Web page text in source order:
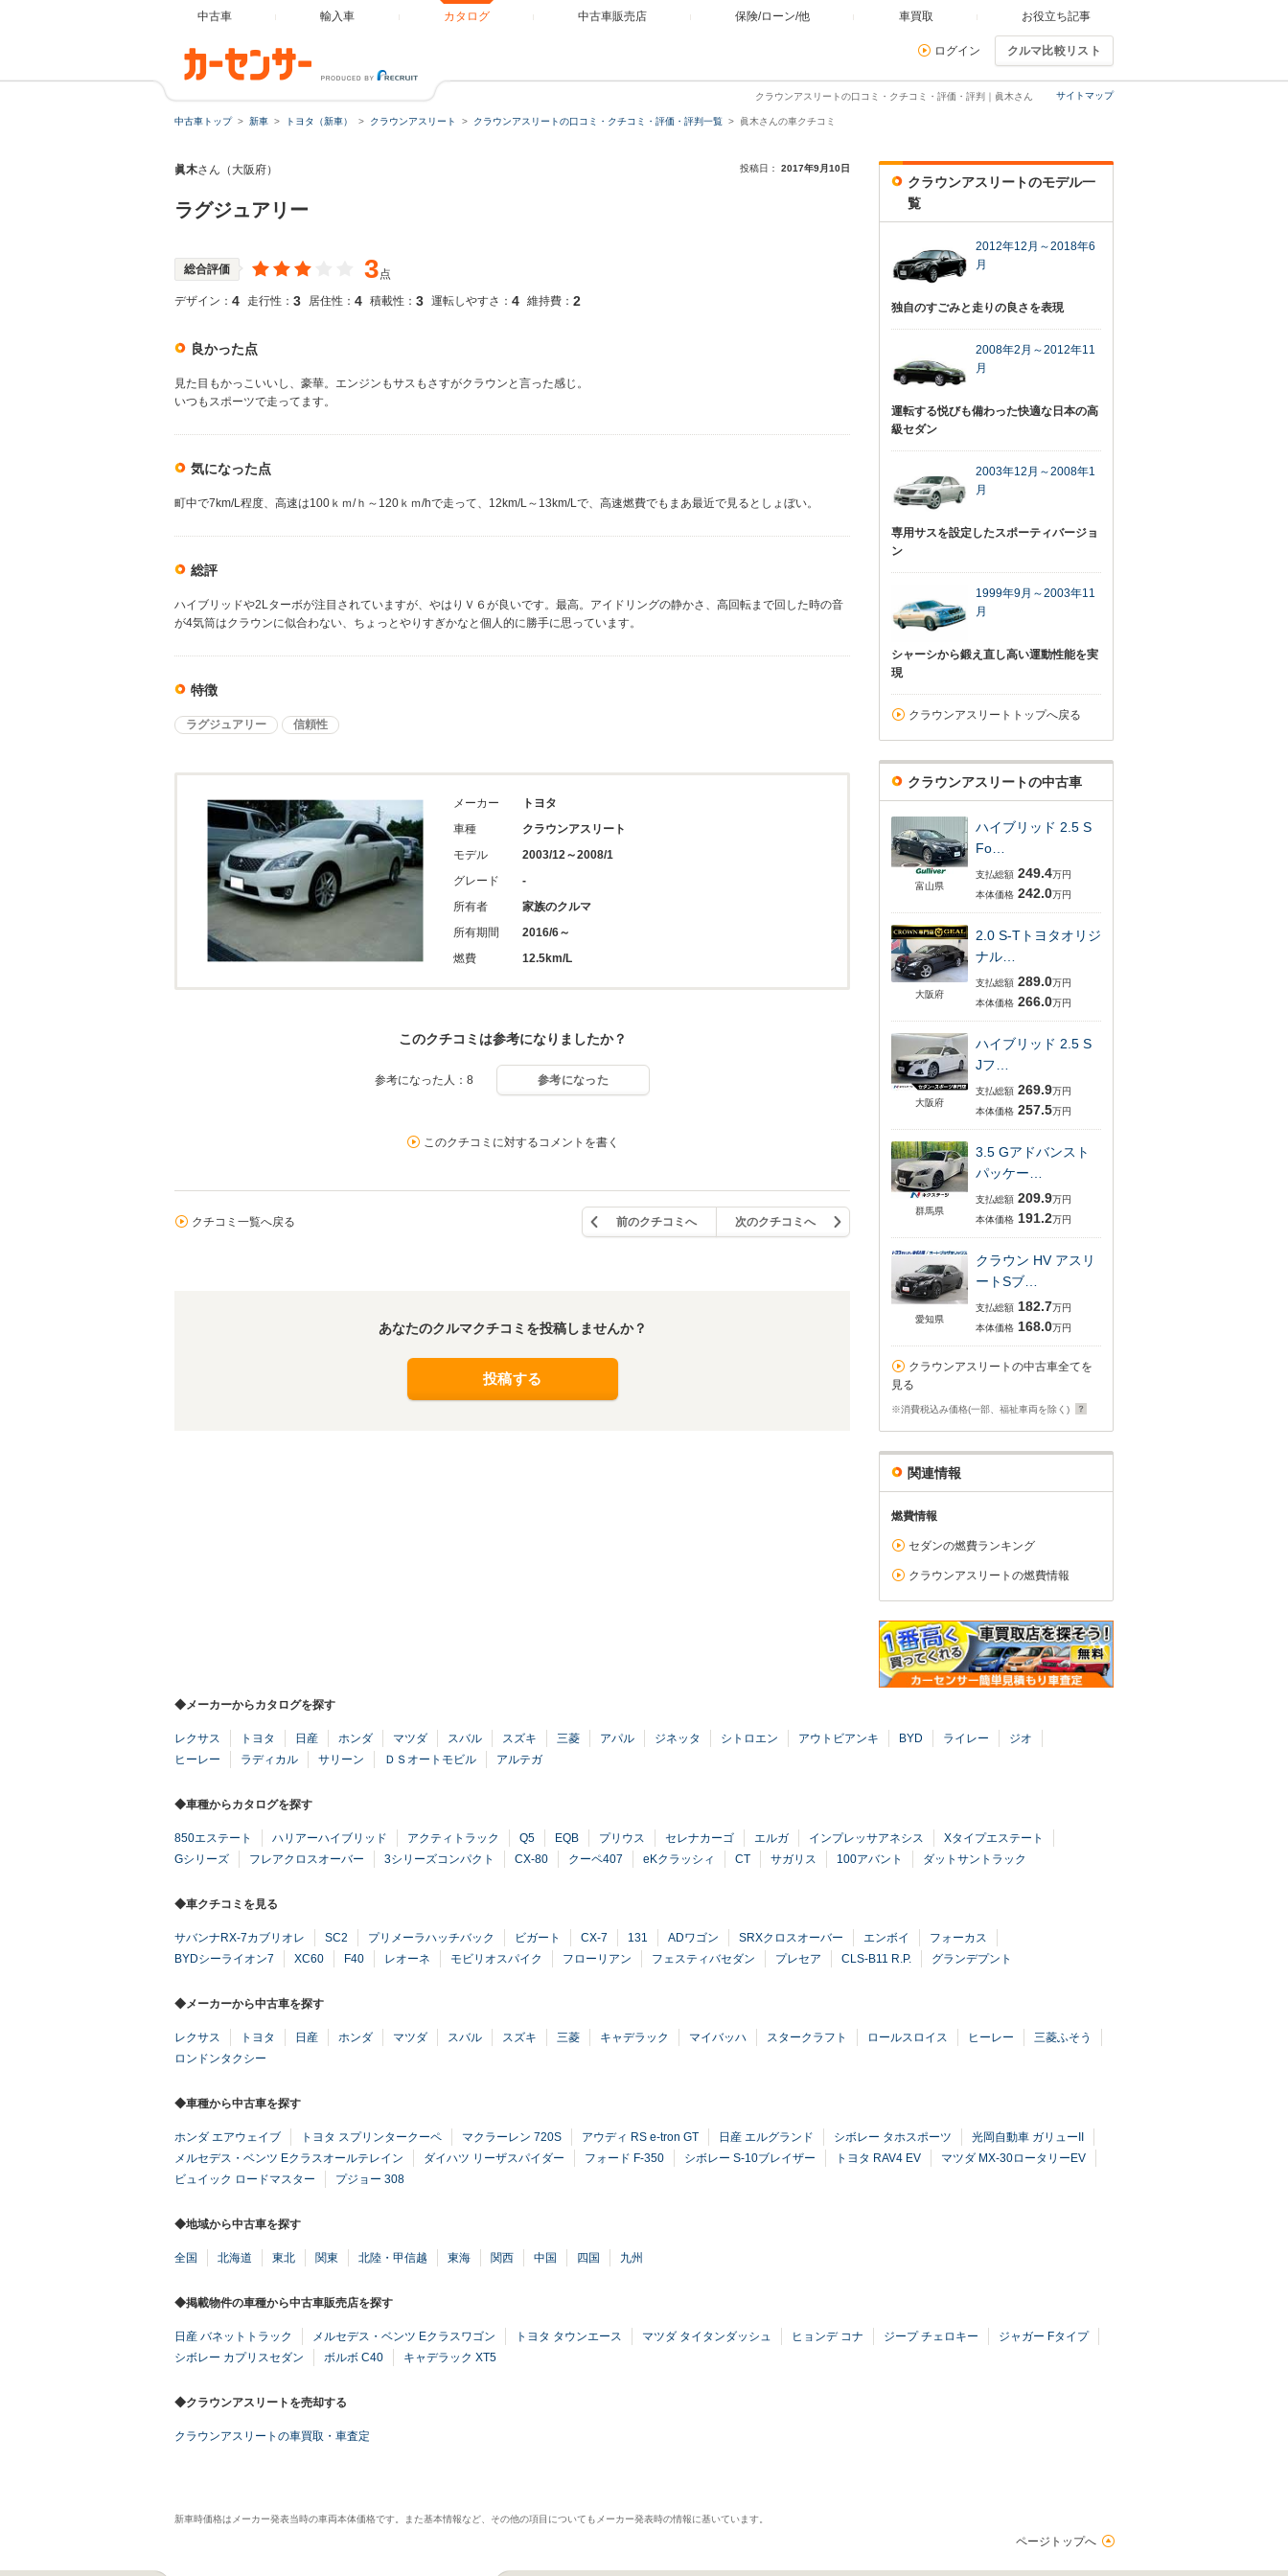
中古車 輸入車 カタログ 中古車販売店 保険/ローン/他 車買取 お役立ち記事
ログイン クルマ比較リスト
サイトマップ
クラウンアスリートの口コミ・クチコミ・評価・評判｜眞木さん
中古車トップ 新車 トヨタ（新車） クラウンアスリート クラウンアスリートの口コミ・クチコミ・評価・評判一覧 眞木さんの車クチコミ
眞木さん（大阪府） 投稿日： 2017年9月10日
ラグジュアリー
総合評価 3点
デザイン： 4 走行性： 3 居住性： 4 積載性： 3 運転しやすさ： 4 維持費： 2
良かった点
見た目もかっこいいし、豪華。エンジンもサスもさすがクラウンと言った感じ。
いつもスポーツで走ってます。
気になった点
町中で7km/L程度、高速は100ｋｍ/ｈ～120ｋｍ/hで走って、12km/L～13km/Lで、高速燃費でもまあ最近で見るとしょぼい。
総評
ハイブリッドや2Lターボが注目されていますが、やはりＶ６が良いです。最高。アイドリングの静かさ、高回転まで回した時の音
が4気筒はクラウンに似合わない、ちょっとやりすぎかなと個人的に勝手に思っています。
特徴
ラグジュアリー 信頼性
メーカー
トヨタ
車種
クラウンアスリート
モデル
2003/12～2008/1
グレード
-
所有者
家族のクルマ
所有期間
2016/6～
燃費
12.5km/L
このクチコミは参考になりましたか？
参考になった人：8 参考になった
このクチコミに対するコメントを書く
クチコミ一覧へ戻る 前のクチコミへ 次のクチコミへ
あなたのクルマクチコミを投稿しませんか？
投稿する
クラウンアスリートのモデル一
覧
2012年12月～2018年6
月
独自のすごみと走りの良さを表現
2008年2月～2012年11
月
運転する悦びも備わった快適な日本の高
級セダン
2003年12月～2008年1
月
専用サスを設定したスポーティバージョ
ン
1999年9月～2003年11
月
シャーシから鍛え直し高い運動性能を実
現
クラウンアスリートトップへ戻る
クラウンアスリートの中古車
富山県
ハイブリッド 2.5 S
Fo…
支払総額 249.4万円
本体価格 242.0万円
大阪府
2.0 S-Tトヨタオリジ
ナル…
支払総額 289.0万円
本体価格 266.0万円
大阪府
ハイブリッド 2.5 S
Jフ…
支払総額 269.9万円
本体価格 257.5万円
群馬県
3.5 Gアドバンスト
パッケー…
支払総額 209.9万円
本体価格 191.2万円
愛知県
クラウン HV アスリ
ートSブ…
支払総額 182.7万円
本体価格 168.0万円
クラウンアスリートの中古車全てを
見る
※消費税込み価格(一部、福祉車両を除く)
関連情報
燃費情報
セダンの燃費ランキング
クラウンアスリートの燃費情報
◆メーカーからカタログを探す
レクサス トヨタ 日産 ホンダ マツダ スバル スズキ 三菱 アパル ジネッタ シトロエン アウトビアンキ BYD ライレー
ジオ
ヒーレー
ラディカル サリーン ＤＳオートモビル アルテガ
◆車種からカタログを探す
850エステート ハリアーハイブリッド アクティトラック Q5 EQB プリウス セレナカーゴ エルガ インプレッサアネシス
Xタイプエステート
Gシリーズ
フレアクロスオーバー 3シリーズコンパクト CX-80 クーペ407 eKクラッシィ CT サガリス 100アバント ダットサントラック
◆車クチコミを見る
サバンナRX-7カブリオレ SC2 プリメーラハッチバック ビガート CX-7 131 ADワゴン SRXクロスオーバー エンボイ
フォーカス
BYDシーライオン7
XC60 F40 レオーネ モビリオスパイク フローリアン フェスティバセダン プレセア CLS-B11 R.P. グランデプント
◆メーカーから中古車を探す
レクサス トヨタ 日産 ホンダ マツダ スバル スズキ 三菱 キャデラック マイバッハ スタークラフト ロールスロイス ヒーレー
三菱ふそう
ロンドンタクシー
◆車種から中古車を探す
ホンダ エアウェイブ トヨタ スプリンタークーペ マクラーレン 720S アウディ RS e-tron GT 日産 エルグランド シボレー タホスポーツ
光岡自動車 ガリューII
メルセデス・ベンツ Eクラスオールテレイン
ダイハツ リーザスパイダー フォード F-350 シボレー S-10ブレイザー トヨタ RAV4 EV
マツダ MX-30ロータリーEV
ビュイック ロードマスター
プジョー 308
◆地域から中古車を探す
全国 北海道 東北 関東 北陸・甲信越 東海 関西 中国 四国 九州
◆掲載物件の車種から中古車販売店を探す
日産 バネットトラック メルセデス・ベンツ Eクラスワゴン トヨタ タウンエース マツダ タイタンダッシュ ヒョンデ コナ ジープ チェロキー
ジャガー Fタイプ
シボレー カプリスセダン
ボルボ C40 キャデラック XT5
◆クラウンアスリートを売却する
クラウンアスリートの車買取・車査定
新車時価格はメーカー発表当時の車両本体価格です。また基本情報など、その他の項目についてもメーカー発表時の情報に基いています。
ページトップへ